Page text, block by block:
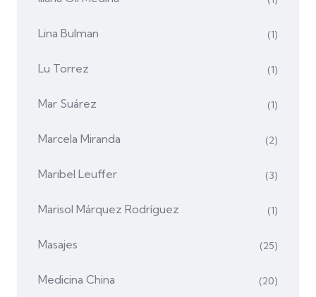
Lina Bulman (1)
Lu Torrez (1)
Mar Suárez (1)
Marcela Miranda (2)
Maribel Leuffer (3)
Marisol Márquez Rodríguez (1)
Masajes (25)
Medicina China (20)